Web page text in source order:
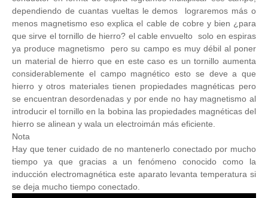
dependiendo de cuantas vueltas le demos lograremos más o
menos magnetismo eso explica el cable de cobre y bien ¿para
que sirve el tornillo de hierro? el cable envuelto solo en espiras
ya produce magnetismo pero su campo es muy débil al poner
un material de hierro que en este caso es un tornillo aumenta
considerablemente el campo magnético esto se deve a que
hierro y otros materiales tienen propiedades magnéticas pero
se encuentran desordenadas y por ende no hay magnetismo al
introducir el tornillo en la bobina las propiedades magnéticas del
hierro se alinean y wala un electroimán más eficiente.
Nota
Hay que tener cuidado de no mantenerlo conectado por mucho
tiempo ya que gracias a un fenómeno conocido como la
inducción electromagnética este aparato levanta temperatura si
se deja mucho tiempo conectado.